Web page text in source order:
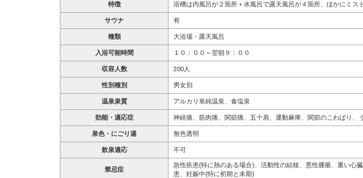
特徴 浴槽は内風呂が２箇所＋水風呂で露天風呂が４箇所、ほかにミス
サウナ 有
種類 大浴場・露天風呂
入浴可能時間 １０：００～翌朝９：００
収容人数 200人
性別種別 男女別
温泉泉質 アルカリ単純温泉、食塩泉
効能・適応症 神経痛、筋肉痛、関節痛、五十肩、運動麻痺、関節のこわばり
泉色・にごり湯 無色透明
飲泉適応 不可
禁忌症
急性疾患(特に熱のある場合)、活動性の結核、悪性腫瘍、重い心
患、妊娠中(特に初期と末期)